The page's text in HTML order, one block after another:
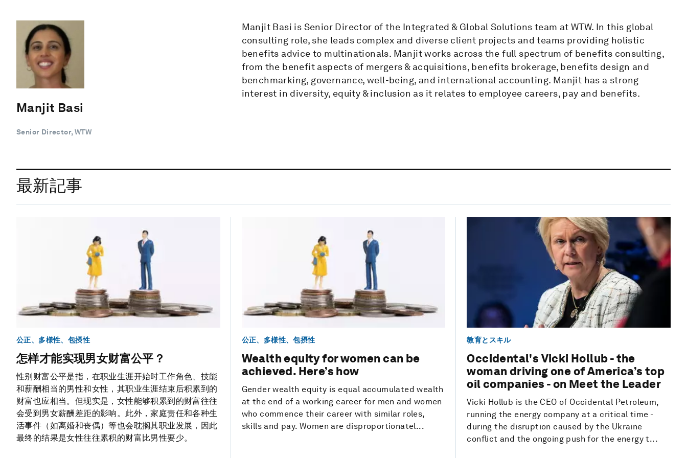
Manjit Basi
Senior Director, WTW
Manjit Basi is Senior Director of the Integrated & Global Solutions team at WTW. In this global
consulting role, she leads complex and diverse client projects and teams providing holistic
benefits advice to multinationals. Manjit works across the full spectrum of benefits consulting,
from the benefit aspects of mergers & acquisitions, benefits brokerage, benefits design and
benchmarking, governance, well-being, and international accounting. Manjit has a strong
interest in diversity, equity & inclusion as it relates to employee careers, pay and benefits.
最新記事
公正、多様性、包摂性
怎样才能实现男女财富公平？
性别财富公平是指，在职业生涯开始时工作角色、技能
和薪酬相当的男性和女性，其职业生涯结束后积累到的
财富也应相当。但现实是，女性能够积累到的财富往往
会受到男女薪酬差距的影响。此外，家庭责任和各种生
活事件（如离婚和丧偶）等也会耽搁其职业发展，因此
最终的结果是女性往往累积的财富比男性要少。
公正、多様性、包摂性
Wealth equity for women can be
achieved. Here’s how
Gender wealth equity is equal accumulated wealth
at the end of a working career for men and women
who commence their career with similar roles,
skills and pay. Women are disproportionatel...
教育とスキル
Occidental's Vicki Hollub - the
woman driving one of America’s top
oil companies - on Meet the Leader
Vicki Hollub is the CEO of Occidental Petroleum,
running the energy company at a critical time -
during the disruption caused by the Ukraine
conflict and the ongoing push for the energy t...